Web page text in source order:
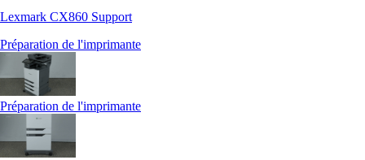
Lexmark CX860 Support
Préparation de l'imprimante
Préparation de l'imprimante